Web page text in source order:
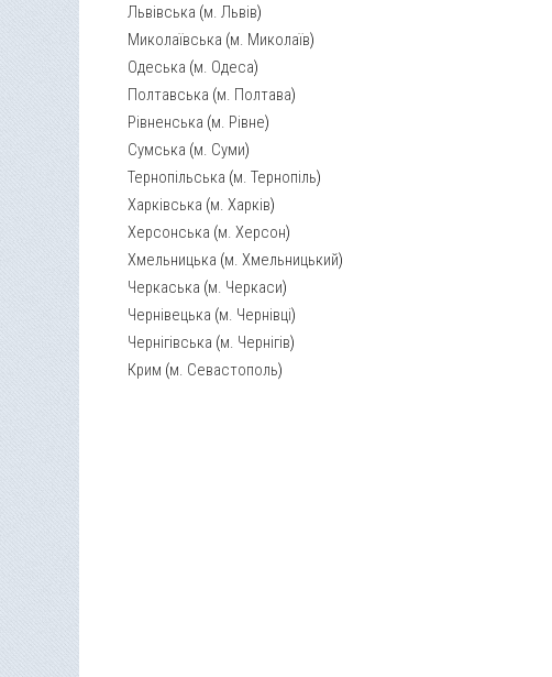
Львівська (м. Львів)
Миколаївська (м. Миколаїв)
Одеська (м. Одеса)
Полтавська (м. Полтава)
Рівненська (м. Рівне)
Сумська (м. Суми)
Тернопільська (м. Тернопіль)
Харківська (м. Харків)
Херсонська (м. Херсон)
Хмельницька (м. Хмельницький)
Черкаська (м. Черкаси)
Чернівецька (м. Чернівці)
Чернігівська (м. Чернігів)
Крим (м. Севастополь)